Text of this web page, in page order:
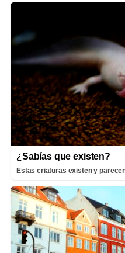
¿Sabías que existen?
Estas criaturas existen y